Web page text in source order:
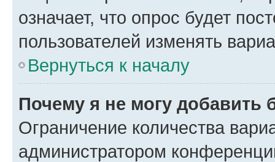
означает, что опрос будет
пользователей изменять
Вернуться к началу
Почему я не могу добавить
Ограничение количества
администратором